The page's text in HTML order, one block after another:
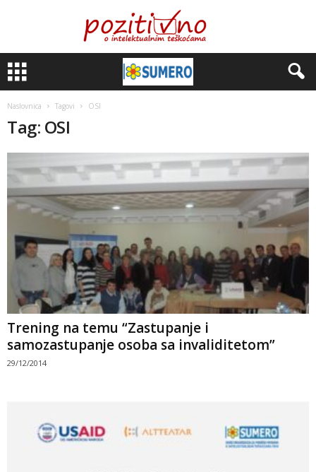
Naslovnica Tagovi OSI
Tag: OSI
Trening na temu “Zastupanje i
samozastupanje osoba sa invaliditetom”
29/12/2014